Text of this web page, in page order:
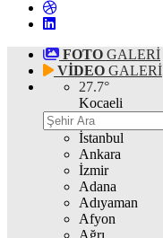
FOTO GALERİ
VİDEO GALERİ
27.7°
Kocaeli
İstanbul
Ankara
İzmir
Adana
Adıyaman
Afyon
Ağrı